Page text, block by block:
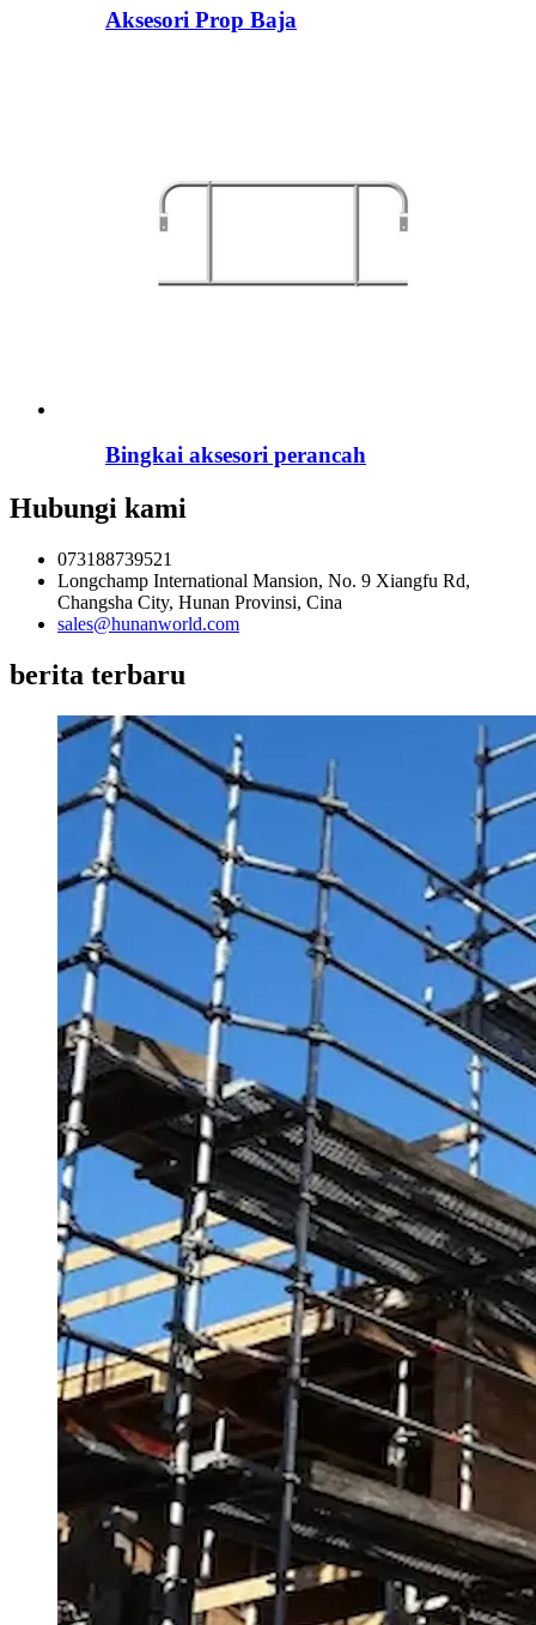
Aksesori Prop Baja
Bingkai aksesori perancah
Hubungi kami
073188739521
Longchamp International Mansion, No. 9 Xiangfu Rd,
Changsha City, Hunan Provinsi, Cina
sales@hunanworld.com
berita terbaru